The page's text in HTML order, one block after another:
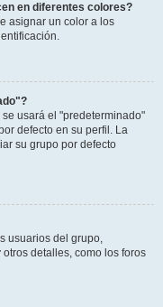
en diferentes colores?
asignar un color a los
usará el "predeterminado"
defecto en su perfil. La
su grupo por defecto
usuarios del grupo,
detalles, como los foros